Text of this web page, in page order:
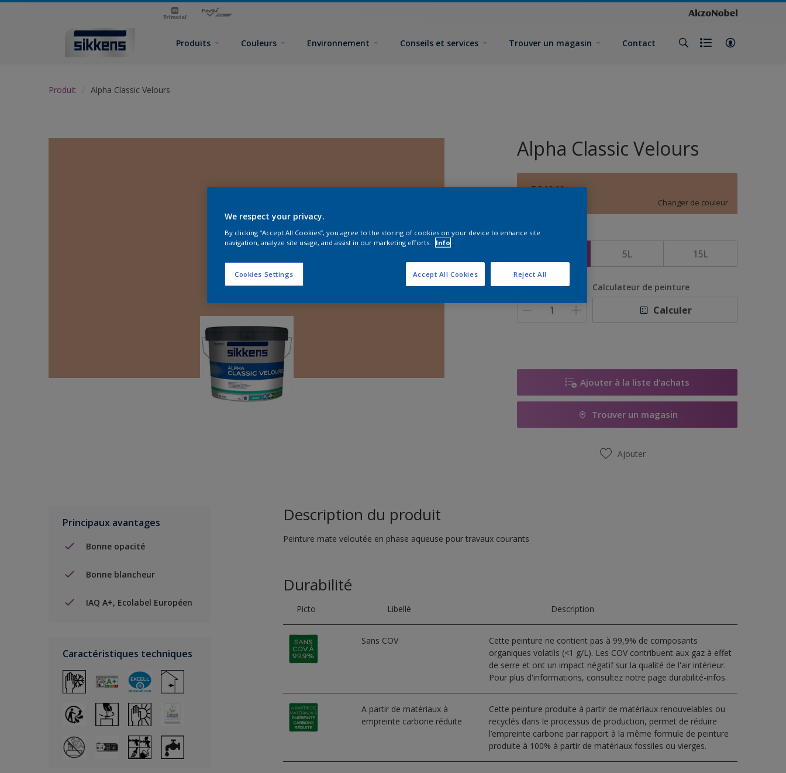
Produits Couleurs Environnement Conseils et services Trouver un magasin Contact
Produit Alpha Classic Velours
Alpha Classic Velours
D8.19.66
Changer de couleur
Format
5L 15L
Quantité Calculateur de peinture
Calculer
Ajouter à la liste d’achats
Trouver un magasin
Ajouter
Principaux avantages
Bonne opacité
Bonne blancheur
IAQ A+, Ecolabel Européen
Caractéristiques techniques
Description du produit
Peinture mate veloutée en phase aqueuse pour travaux courants
Durabilité
Picto Libellé Description
Sans COV
Cette peinture ne contient pas à 99,9% de composants
organiques volatils (<1 g/L). Les COV contribuent aux gaz à effet
de serre et ont un impact négatif sur la qualité de l'air intérieur.
Pour plus d'informations, consultez notre page durabilité-infos.
A partir de matériaux à
empreinte carbone réduite
Cette peinture produite à partir de matériaux renouvelables ou
recyclés dans le processus de production, permet de réduire
l’empreinte carbone par rapport à la même formule de peinture
produite à 100% à partir de matériaux fossiles ou vierges.
We respect your privacy.
By clicking “Accept All Cookies”, you agree to the storing of cookies on your device to enhance site
navigation, analyze site usage, and assist in our marketing efforts.
Info
Cookies Settings Reject All
Accept All Cookies